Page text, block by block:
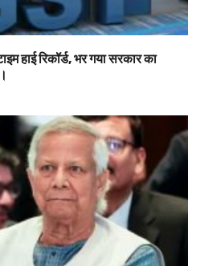
हाई रिकॉर्ड, भर गया सरकार का